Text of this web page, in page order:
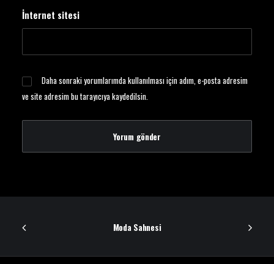
İnternet sitesi
Daha sonraki yorumlarımda kullanılması için adım, e-posta adresim
ve site adresim bu tarayıcıya kaydedilsin.
Moda Sahnesi